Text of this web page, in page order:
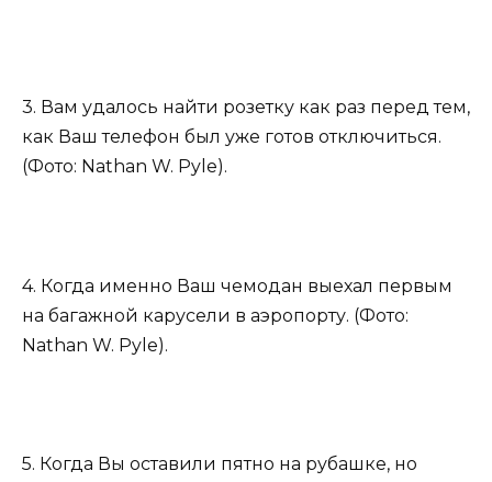
3. Вам удалось найти розетку как раз перед тем,
как Ваш телефон был уже готов отключиться.
(Фото: Nathan W. Pyle).
4. Когда именно Ваш чемодан выехал первым
на багажной карусели в аэропорту. (Фото:
Nathan W. Pyle).
5. Когда Вы оставили пятно на рубашке, но